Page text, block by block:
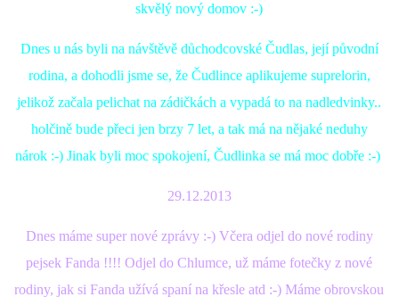
VÝCHOVA FRETKY
NEMOCI FRETEK
JAK FRETKA BYDLÍ
JEDNA ČÍ VÍCE FRETEK?
KASTRACE
skvělý nový domov :-)
Dnes u nás byli na návštěvě důchodcovské Čudlas, její původní
rodina, a dohodli jsme se, že Čudlince aplikujeme suprelorin,
jelikož začala pelichat na zádičkách a vypadá to na nadledvinky..
holčině bude přeci jen brzy 7 let, a tak má na nějaké neduhy
nárok :-) Jinak byli moc spokojení, Čudlinka se má moc dobře :-)
29.12.2013
Dnes máme super nové zprávy :-) Včera odjel do nové rodiny
pejsek Fanda !!!! Odjel do Chlumce, už máme fotečky z nové
rodiny, jak si Fanda užívá spaní na křesle atd :-) Máme obrovskou